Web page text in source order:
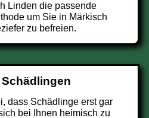
Linden die passende
um Sie in Märkisch
zu befreien.
dass Schädlinge erst gar
bei Ihnen heimisch zu